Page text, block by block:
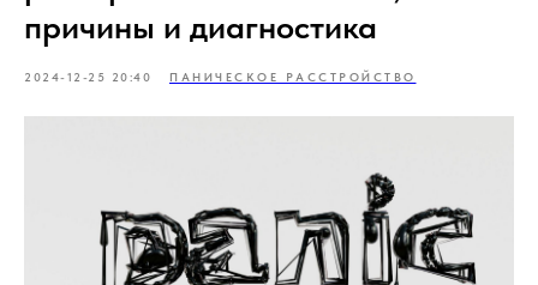
причины и диагностика
2024-12-25 20:40 ПАНИЧЕСКОЕ РАССТРОЙСТВО